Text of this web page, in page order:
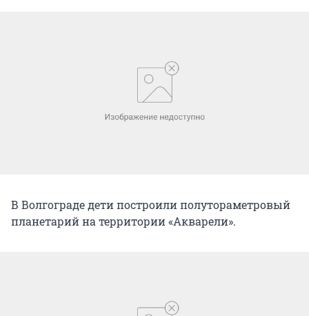
В Волгограде дети построили полутораметровый
планетарий на территории «Акварели».